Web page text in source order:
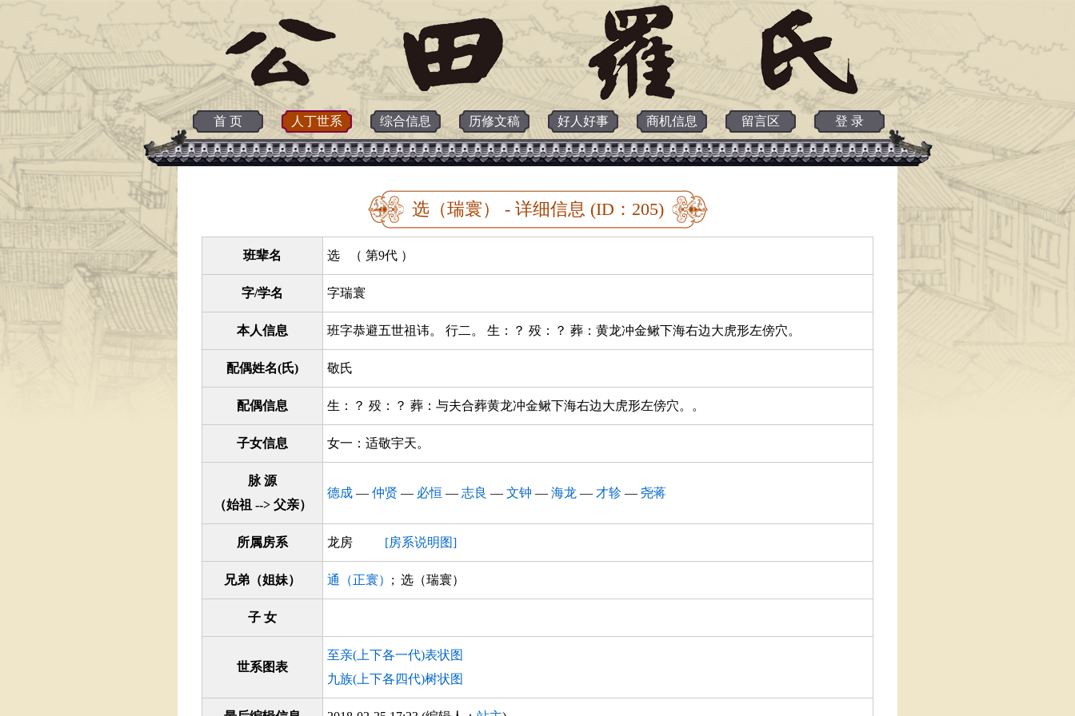
首 页 人丁世系 综合信息 历修文稿 好人好事 商机信息 留言区 登 录
选（瑞寰） - 详细信息 (ID：205)
班辈名 选 （ 第9代 ）
字/学名 字瑞寰
本人信息 班字恭避五世祖讳。 行二。 生：？ 殁：？ 葬：黄龙冲金鳅下海右边大虎形左傍穴。
配偶姓名(氏) 敬氏
配偶信息 生：？ 殁：？ 葬：与夫合葬黄龙冲金鳅下海右边大虎形左傍穴。。
子女信息 女一：适敬宇天。
脉 源
（始祖 --> 父亲）
德成 — 仲贤 — 必恒 — 志良 — 文钟 — 海龙 — 才轸 — 尧蒋
所属房系 龙房 [房系说明图]
兄弟（姐妹） 通（正寰） ; 选（瑞寰）
子 女
世系图表
至亲(上下各一代)表状图
九族(上下各四代)树状图